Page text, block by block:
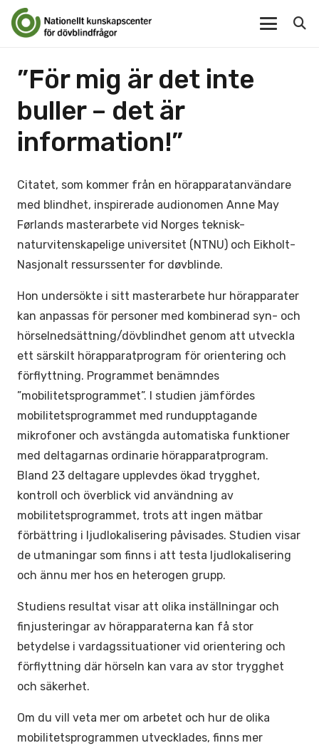
”För mig är det inte
buller – det är
information!”
Citatet, som kommer från en hörapparatanvändare
med blindhet, inspirerade audionomen Anne May
Førlands masterarbete vid Norges teknisk-
naturvitenskapelige universitet (NTNU) och Eikholt-
Nasjonalt ressurssenter for døvblinde.
Hon undersökte i sitt masterarbete hur hörapparater
kan anpassas för personer med kombinerad syn- och
hörselnedsättning/dövblindhet genom att utveckla
ett särskilt hörapparatprogram för orientering och
förflyttning. Programmet benämndes
”mobilitetsprogrammet”. I studien jämfördes
mobilitetsprogrammet med rundupptagande
mikrofoner och avstängda automatiska funktioner
med deltagarnas ordinarie hörapparatprogram.
Bland 23 deltagare upplevdes ökad trygghet,
kontroll och överblick vid användning av
mobilitetsprogrammet, trots att ingen mätbar
förbättring i ljudlokalisering påvisades. Studien visar
de utmaningar som finns i att testa ljudlokalisering
och ännu mer hos en heterogen grupp.
Studiens resultat visar att olika inställningar och
finjusteringar av hörapparaterna kan få stor
betydelse i vardagssituationer vid orientering och
förflyttning där hörseln kan vara av stor trygghet
och säkerhet.
Om du vill veta mer om arbetet och hur de olika
mobilitetsprogrammen utvecklades, finns mer